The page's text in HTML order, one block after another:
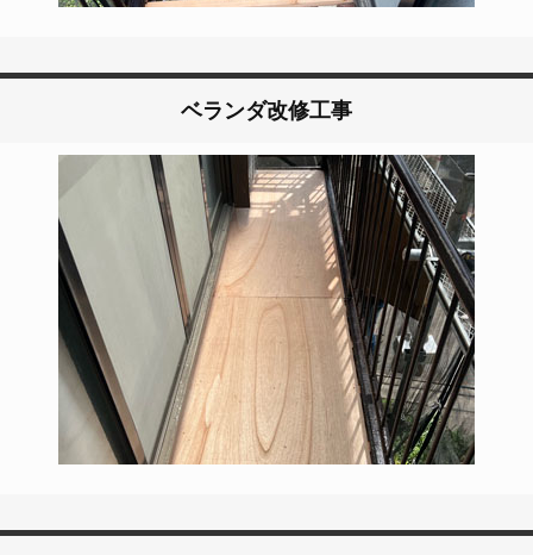
ベランダ改修工事